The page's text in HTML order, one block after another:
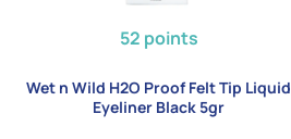
52 points
Wet n Wild H2O Proof Felt Tip Liquid
Eyeliner Black 5gr